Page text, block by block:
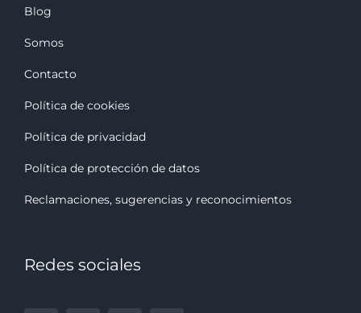
Blog
Somos
Contacto
Política de cookies
Política de privacidad
Política de protección de datos
Reclamaciones, sugerencias y reconocimientos
Redes sociales